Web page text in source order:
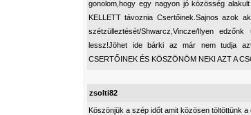
gonolom,hogy egy nagyon jó közösség
KELLETT távoznia Csertőinek.Sajnos azok
szétzülleztését/Shwarcz,Vincze/Ilyen
lessz!Jöhet ide bárki az már nem tudja
CSERTŐINEK ÉS KÖSZÖNÖM NEKI AZT A
zsolti82
Köszönjük a szép időt amit közösen töltöttünk a